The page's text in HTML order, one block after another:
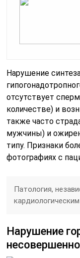
Нарушение
отсутствует
количестве) и
также часто
мужчины) и
типу. Признаки
фотографиях с
Патология,
Нарушение